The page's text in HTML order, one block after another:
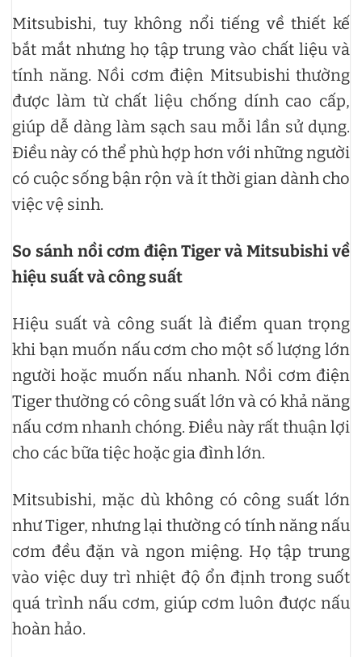
Mitsubishi, tuy không nổi tiếng về thiết kế
bắt mắt nhưng họ tập trung vào chất liệu và
tính năng. Nồi cơm điện Mitsubishi thường
được làm từ chất liệu chống dính cao cấp,
giúp dễ dàng làm sạch sau mỗi lần sử dụng.
Điều này có thể phù hợp hơn với những người
có cuộc sống bận rộn và ít thời gian dành cho
việc vệ sinh.
So sánh nồi cơm điện Tiger và Mitsubishi về
hiệu suất và công suất
Hiệu suất và công suất là điểm quan trọng
khi bạn muốn nấu cơm cho một số lượng lớn
người hoặc muốn nấu nhanh. Nồi cơm điện
Tiger thường có công suất lớn và có khả năng
nấu cơm nhanh chóng. Điều này rất thuận lợi
cho các bữa tiệc hoặc gia đình lớn.
Mitsubishi, mặc dù không có công suất lớn
như Tiger, nhưng lại thường có tính năng nấu
cơm đều đặn và ngon miệng. Họ tập trung
vào việc duy trì nhiệt độ ổn định trong suốt
quá trình nấu cơm, giúp cơm luôn được nấu
hoàn hảo.